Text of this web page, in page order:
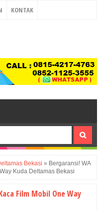
KONTAK
Bekasi » Bergaransi! WA
Kuda Deltamas Bekasi
Film Mobil One Way